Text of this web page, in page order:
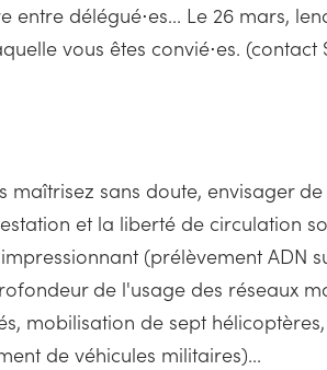
délégué⋅es... Le 26 mars,
vous êtes convié⋅es. (contact
sans doute, envisager
et la liberté de circulation
(prélèvement ADN
de l'usage des réseaux
mobilisation de sept
de véhicules militaires)...